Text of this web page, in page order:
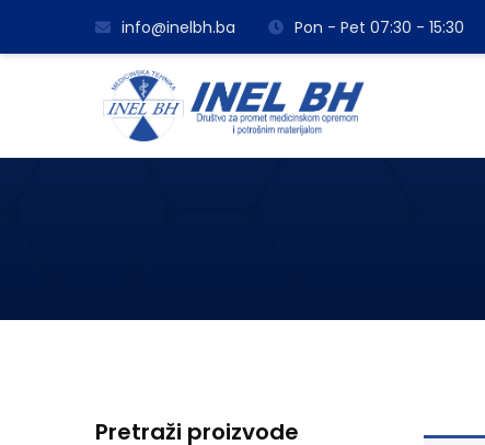
info@inelbh.ba Pon - Pet 07:30 - 15:30
Pretraži proizvode